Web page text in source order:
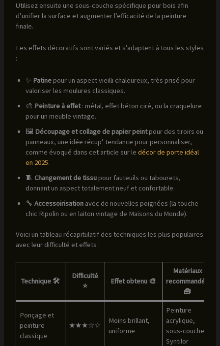
Utilisez ensuite une sous-couche spécifique pour bois afin
d’unifier la surface et augmenter l’efficacité de la peinture
finale.
Les effets décoratifs sont variés et s’adaptent à tous les styles
:
✨ Patinepour un aspect vieilli chaleureux, très prisé pour
valoriser les moulures classiques.
🎨 Peinture à effet: métal, effet béton ciré, ou la craquelure
pour un meuble vintage.
🖼️ Découpage et collage de papier peintpour des tiroirs ou
panneaux, une idée récup’ tendance pour personnaliser,
comme évoqué dans cet article sur le décor de porte idéal
en 2025.
🧵 Changement de tissupour fauteuils ou tabourets,
donnant un aspect totalement neuf et confortable.
🔧 Accessoirisationavec de nouvelles poignées (la touche
chic Ripolin ou en laiton vintage de Maisons du Monde).
Voici un tableau récapitulatif des techniques les plus populaires
avec leur difficulté et effets :
Technique 🛠️
Difficulté
⭐
Effet obtenu 🎨
Matériaux
recommandés
🧰
Ponçage et
peinture
classique
★★★☆☆
Moins brillant,
uniforme
Peinture
acrylique,
sous-couche
Syntilor